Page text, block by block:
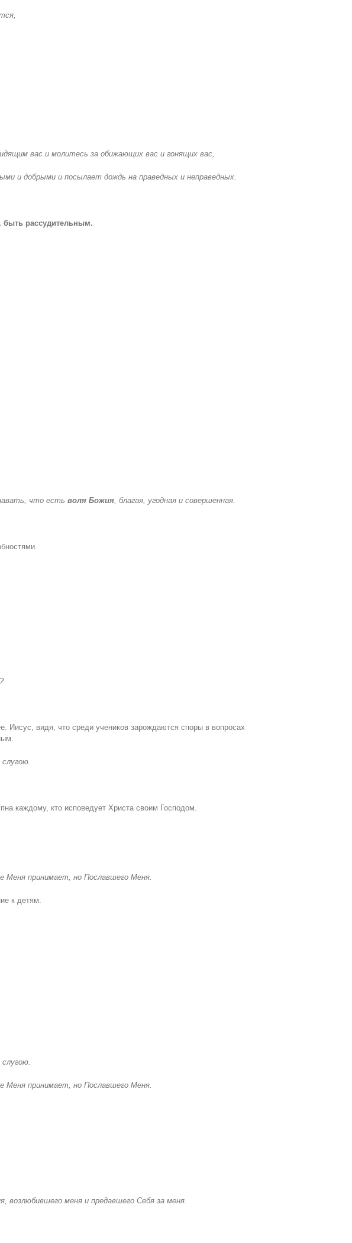
вас и молитесь за обижающих вас и гонящих вас,
и добрыми и посылает дождь на праведных и неправедных.
быть рассудительным.
что есть воля Божия, благая, угодная и совершенная.
Иисус, видя, что среди учеников зарождаются споры в вопросах
каждому, кто исповедует Христа своим Господом.
принимает, но Пославшего Меня.
к детям.
принимает, но Пославшего Меня.
меня и предавшего Себя за меня.